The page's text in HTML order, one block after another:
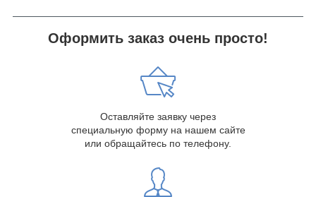
Оформить заказ очень просто!
Оставляйте заявку через
специальную форму на нашем сайте
или обращайтесь по телефону.